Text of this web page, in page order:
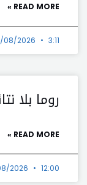
READ MORE »
08/2026 3:11 م
روما بلا
READ MORE »
2026 12:00 م